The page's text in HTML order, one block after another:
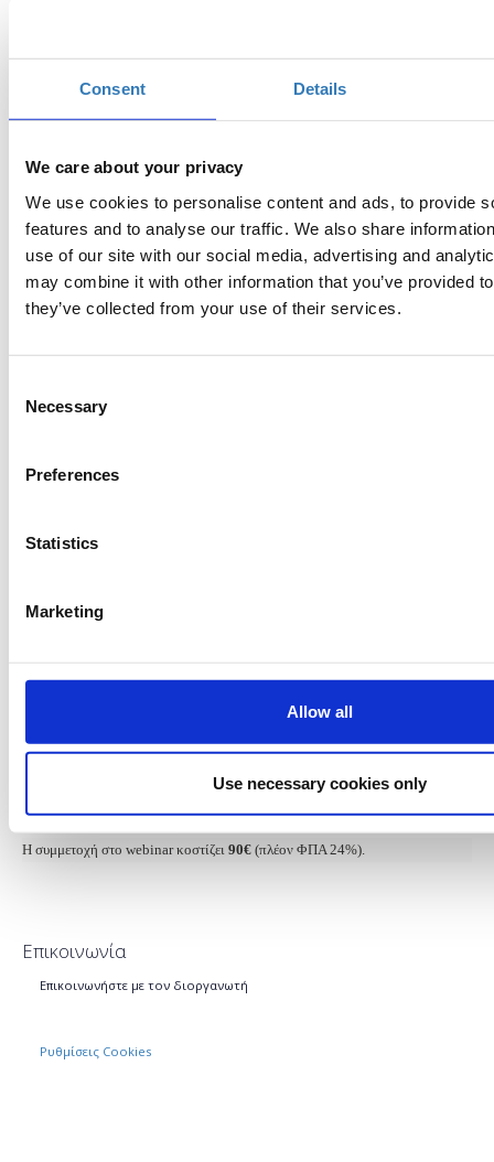
Consent Details
We care about your privacy
We use cookies to personalise content and ads, to provide
features and to analyse our traffic. We also share
use of our site with our social media, advertising and
may combine it with other information that you’ve provided
they’ve collected from your use of their services.
Selection
Necessary
Preferences
Statistics
Marketing
Allow all
Use necessary cookies only
To2oΣεμινάριο σύγχρονου δημιουργικού Κρεατοσκευάσματος
Σύμβουλος Γαστρονομίας
Οι προτάσεις του Λάζαρου Ράπτη, γνωστές στους αναγνώστες μας και από τις
σημαντικό όπλο στα χέρια των κρεοπωλών και ένας μεγάλος αριθμός
επαγγελματιών τα έχουν ενσωματώσει στην καθημερινή τους πρακτική.
Για λίγες ακόμα μέρες μπορείτε να παρακολουθήσετε το σεμινάριο,
κάνοντας εγγραφή.
Η συμμετοχή στο webinar κοστίζει 90€ (πλέον ΦΠΑ 24%).
Επικοινωνία
Επικοινωνήστε με τον διοργανωτή
Ρυθμίσεις Cookies